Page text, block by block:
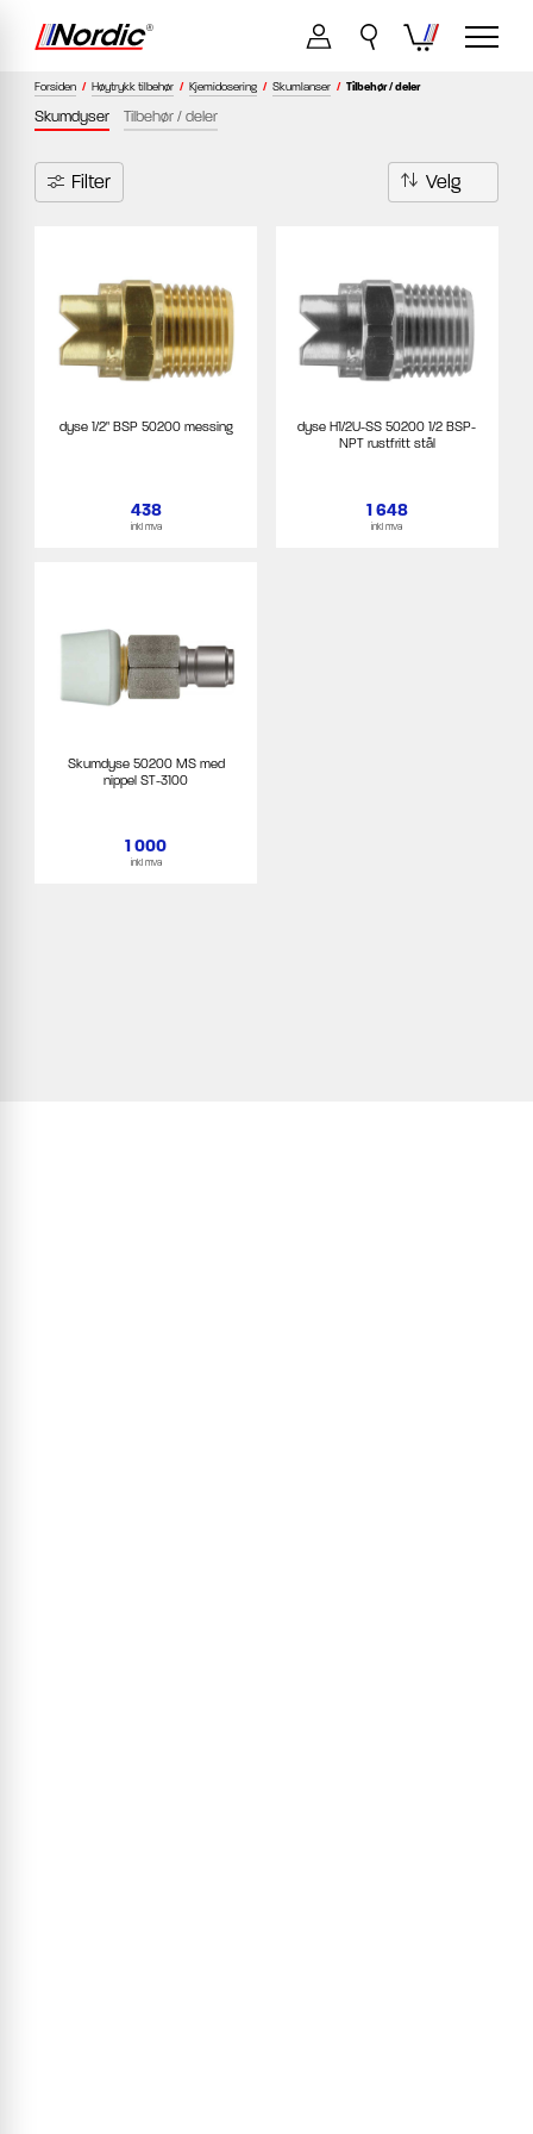
Forsiden / Høytrykk tilbehør / Kjemidosering / Skumlanser / Tilbehør / deler
Skumdyser Tilbehør / deler
Filter
dyse 1/2" BSP 50200 messing
438
inkl mva
dyse H1/2U-SS 50200 1/2 BSP-
NPT rustfritt stål
1 648
inkl mva
Skumdyse 50200 MS med
nippel ST-3100
1 000
inkl mva